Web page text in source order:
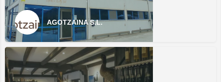
AGOTZAINA S.L.